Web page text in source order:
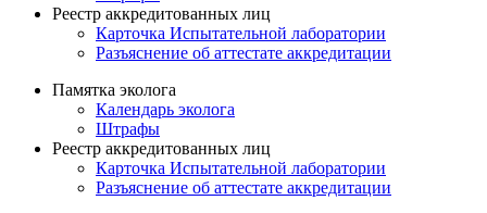
Реестр аккредитованных лиц
Карточка Испытательной лаборатории
Разъяснение об аттестате аккредитации
Памятка эколога
Календарь эколога
Штрафы
Реестр аккредитованных лиц
Карточка Испытательной лаборатории
Разъяснение об аттестате аккредитации